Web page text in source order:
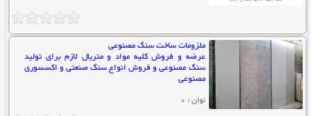
ملزومات ساخت سنگ مصنوعی
عرضه و فروش کلیه مواد و متریال لازم برای تولید
سنگ مصنوعی و فروش انواع سنگ صنعتی و اکسسوری
مصنوعی
توان : 0